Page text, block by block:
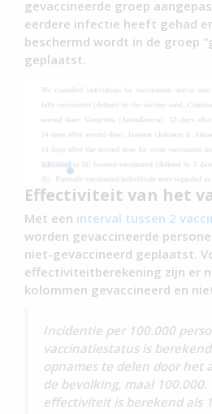
gevaccineerde groep
eerdere infectie heeft gehad
beschermd wordt in de groep
geplaatst.
Effectiviteit van het
Met een interval tussen 2
worden gevaccineerde
niet-gevaccineerd geplaatst.
effectiviteitberekening zijn er
kolommen gevaccineerd en
Incidentie per 100.000
vaccinatiestatus is
opnames te delen door het
de bevolking, maal
effectiviteit is berekend als 1